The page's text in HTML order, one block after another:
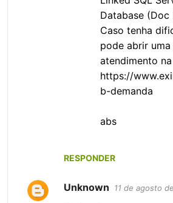
RESPONDER
Database (Doc
Caso tenha
pode abrir
atendimento
https://
b-demanda
abs
Unknown 11 de agosto